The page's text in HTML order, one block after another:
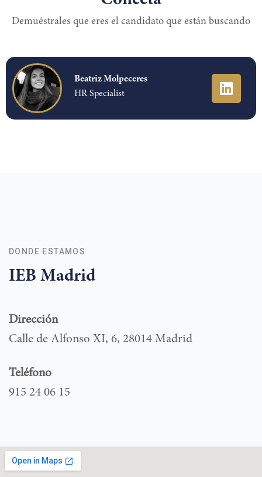
Demuéstrales que eres el candidato que están buscando
Beatriz Molpeceres
HR Specialist
DONDE ESTAMOS
IEB Madrid
Dirección
Calle de Alfonso XI, 6, 28014 Madrid
Teléfono
915 24 06 15